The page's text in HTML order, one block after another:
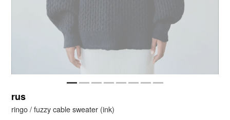
rus
ringo / fuzzy cable sweater (ink)